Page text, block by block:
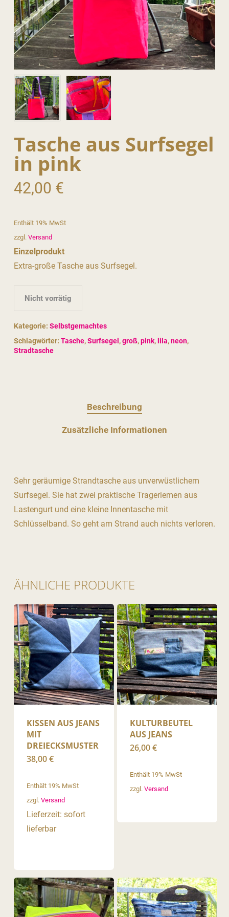
Tasche aus Surfsegel
in pink
42,00 €
Enthält 19% MwSt
zzgl. Versand
Einzelprodukt
Extra-große Tasche aus Surfsegel.
Nicht vorrätig
Kategorie: Selbstgemachtes
Schlagwörter: Tasche,Surfsegel ,groß,pink, lila,neon,
Stradtasche
Beschreibung
Zusätzliche Informationen
Sehr geräumige Strandtasche aus unverwüstlichem
Surfsegel. Sie hat zwei praktische Trageriemen aus
Lastengurt und eine kleine Innentasche mit
Schlüsselband. So geht am Strand auch nichts verloren.
ÄHNLICHE PRODUKTE
KISSEN AUS JEANS
MIT
DREIECKSMUSTER
38,00€
Enthält 19% MwSt
zzgl. Versand
Lieferzeit: sofort
lieferbar
KULTURBEUTEL
AUS JEANS
26,00€
Enthält 19% MwSt
zzgl. Versand